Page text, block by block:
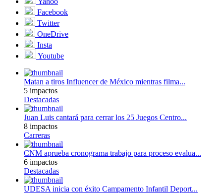
Facebook
Twitter
OneDrive
Insta
Youtube
Matan a tiros Influencer de México mientras filma...
5 impactos
Destacadas
Juan Luis cantará para cerrar los 25 Juegos Centro...
8 impactos
Carreras
CNM aprueba cronograma trabajo para proceso evalua...
6 impactos
Destacadas
UDESA inicia con éxito Campamento Infantil Deport...